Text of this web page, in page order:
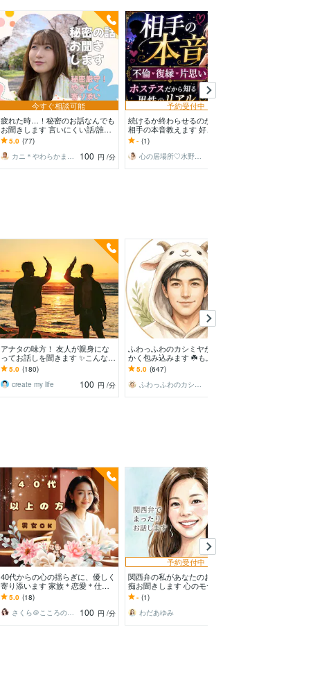
今すぐ相談可能
疲れた時…！秘密のお話なんでも
お聞きします 言いにくい話/誰に
も言えないこと/割り切れないき
もち
5.0 (77)
カニ＊やわらかまごころ検定1級
100 円 /分
予約受付中
続けるか終わらせるのかリアルな
相手の本音教えます 好きだから
こそ、複雑な関係だからこそ人に
言えない悩みを解決
- (1)
心の居場所♡水野あかり
アナタの味方！ 友人が親身にな
ってお話しを聞きます ✨こんなと
き、本当の味方ならワタシに何て
言うんだろう？
5.0 (180)
create my life
100 円 /分
ふわっふわのカシミヤが、やわら
かく包み込みます ☘️もふもふに
包まれて、心、ほどける☘️
5.0 (647)
ふわっふわのカシミヤ
40代からの心の揺らぎに、優しく
寄り添います 家族＊恋愛＊仕
事 何でも話せる癒しの時間を過
ごしませんか？
5.0 (18)
さくら＠こころの寄り処
100 円 /分
予約受付中
関西弁の私があなたのお悩みや愚
痴お聞きします 心のモヤモヤが
あれば私に話して下さい。受け止
めますよ。
- (1)
わだあゆみ